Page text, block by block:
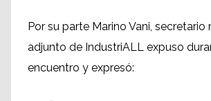
Por su parte Marino Vani, secretario
adjunto de IndustriALL expuso
encuentro y expresó: